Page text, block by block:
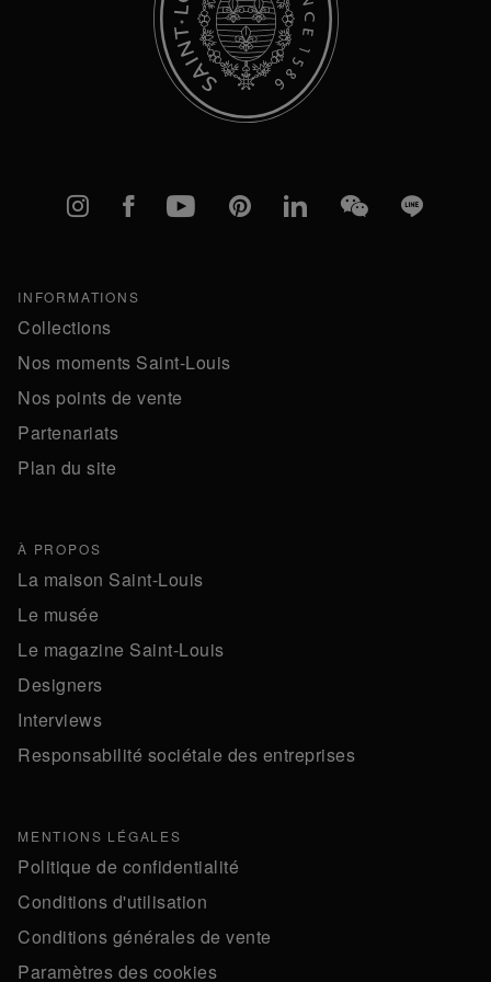
Instagram
FacebookYouTubePinterestlinkedInWeChatLine
INFORMATIONS
Collections
Nos moments Saint-Louis
Nos points de vente
Partenariats
Plan du site
À PROPOS
La maison Saint-Louis
Le musée
Le magazine Saint-Louis
Designers
Interviews
Responsabilité sociétale des entreprises
MENTIONS LÉGALES
Politique de confidentialité
Conditions d'utilisation
Conditions générales de vente
Paramètres des cookies